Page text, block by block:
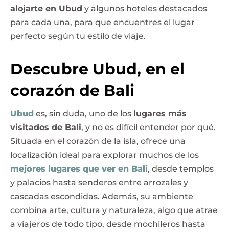
alojarte en Ubud y algunos hoteles destacados
para cada una, para que encuentres el lugar
perfecto según tu estilo de viaje.
Descubre Ubud, en el
corazón de Bali
Ubud es, sin duda, uno de los lugares más
visitados de Bali, y no es difícil entender por qué.
Situada en el corazón de la isla, ofrece una
localización ideal para explorar muchos de los
mejores lugares que ver en Bali, desde templos
y palacios hasta senderos entre arrozales y
cascadas escondidas. Además, su ambiente
combina arte, cultura y naturaleza, algo que atrae
a viajeros de todo tipo, desde mochileros hasta